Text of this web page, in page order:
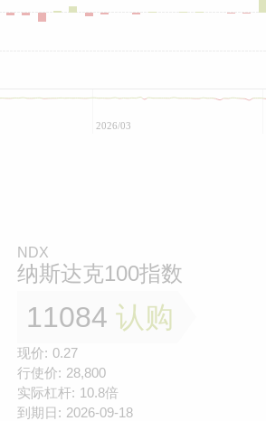
2026/03
NDX
纳斯达克100指数
11084 认购
现价: 0.27
行使价: 28,800
实际杠杆: 10.8倍
到期日: 2026-09-18